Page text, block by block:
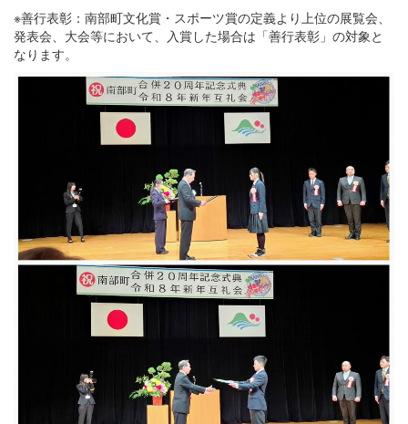
※善行表彰：南部町文化賞・スポーツ賞の定義より上位の展覧会、
発表会、大会等において、入賞した場合は「善行表彰」の対象と
なります。